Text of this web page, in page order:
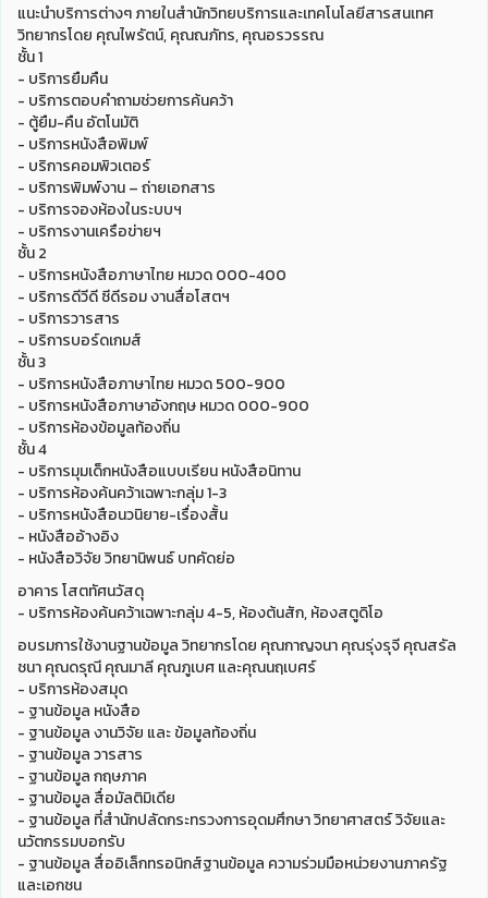
แนะนำบริการต่างๆ ภายในสำนักวิทยบริการและเทคโนโลยีสารสนเทศ
วิทยากรโดย คุณไพรัตน์, คุณณภัทร, คุณอรวรรณ
ชั้น 1
- บริการยืมคืน
- บริการตอบคำถามช่วยการค้นคว้า
- ตู้ยืม-คืน อัตโนมัติ
- บริการหนังสือพิมพ์
- บริการคอมพิวเตอร์
- บริการพิมพ์งาน – ถ่ายเอกสาร
- บริการจองห้องในระบบฯ
- บริการงานเครือข่ายฯ
ชั้น 2
- บริการหนังสือภาษาไทย หมวด 000-400
- บริการดีวีดี ซีดีรอม งานสื่อโสตฯ
- บริการวารสาร
- บริการบอร์ดเกมส์
ชั้น 3
- บริการหนังสือภาษาไทย หมวด 500-900
- บริการหนังสือภาษาอังกฤษ หมวด 000-900
- บริการห้องข้อมูลท้องถิ่น
ชั้น 4
- บริการมุมเด็กหนังสือแบบเรียน หนังสือนิทาน
- บริการห้องค้นคว้าเฉพาะกลุ่ม 1-3
- บริการหนังสือนวนิยาย-เรื่องสั้น
- หนังสืออ้างอิง
- หนังสือวิจัย วิทยานิพนธ์ บทคัดย่อ
อาคาร โสตทัศนวัสดุ
- บริการห้องค้นคว้าเฉพาะกลุ่ม 4-5, ห้องต้นสัก, ห้องสตูดิโอ
อบรมการใช้งานฐานข้อมูล วิทยากรโดย คุณกาญจนา คุณรุ่งรุจี คุณสรัล
ชนา คุณดรุณี คุณมาลี คุณภูเบศ และคุณนฤเบศร์
- บริการห้องสมุด
- ฐานข้อมูล หนังสือ
- ฐานข้อมูล งานวิจัย และ ข้อมูลท้องถิ่น
- ฐานข้อมูล วารสาร
- ฐานข้อมูล กฤษภาค
- ฐานข้อมูล สื่อมัลติมิเดีย
- ฐานข้อมูล ที่สำนักปลัดกระทรวงการอุดมศึกษา วิทยาศาสตร์ วิจัยและ
นวัตกรรมบอกรับ
- ฐานข้อมูล สื่ออิเล็กทรอนิกส์ฐานข้อมูล ความร่วมมือหน่วยงานภาครัฐ
และเอกชน